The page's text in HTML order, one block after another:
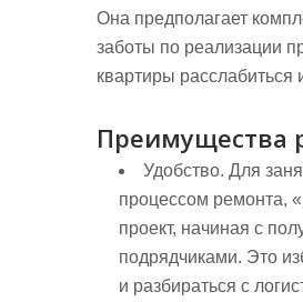
Она предполагает
заботы по реализации
квартиры
Преимущества
Удобство. Для
процессом ремонта,
проект, начиная с
подрядчиками. Это
и разбираться с